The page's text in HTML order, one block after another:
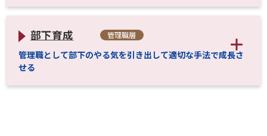
部下育成 管理職層
管理職として部下のやる気を引き出して適切な手法で成長さ
せる